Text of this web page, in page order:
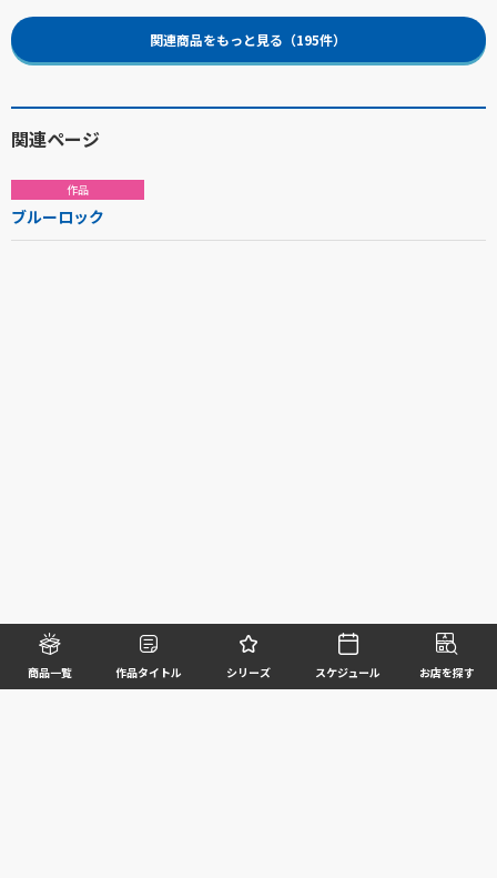
商品一覧 作品タイトル シリーズ スケジュール お店を探す
関連商品をもっと見る（195件）
関連ページ
作品
ブルーロック